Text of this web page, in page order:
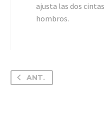
ajusta las dos
hombros.
ANT.